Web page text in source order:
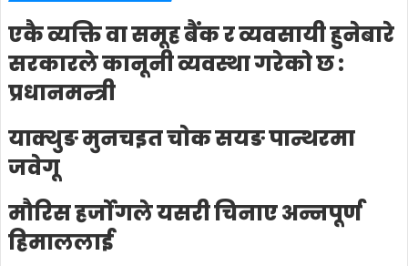
एकै व्यक्ति वा समूह बैंक र व्यवसायी हुनेबारे
सरकारले कानूनी व्यवस्था गरेको छ :
प्रधानमन्त्री
याक्थुङ मुनचइत चाेक सयङ पान्थरमा
जवेगू
मौरिस हर्जोगले यसरी चिनाए अन्नपूर्ण
हिमाललाई